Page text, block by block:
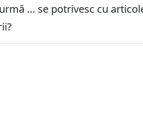
… se potrivesc cu